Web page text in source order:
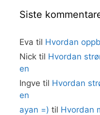
Siste
Eva til Hvordan
Nick til Hvordan
en
Ingve til Hvordan
en
ayan =) til Hvordan